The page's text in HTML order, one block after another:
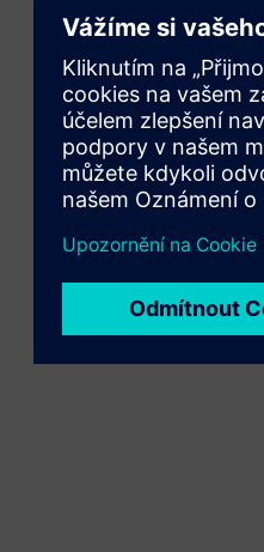
Poskytuje
které
integrací,